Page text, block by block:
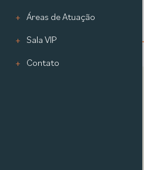
Áreas de Atuação
Sala VIP
Contato